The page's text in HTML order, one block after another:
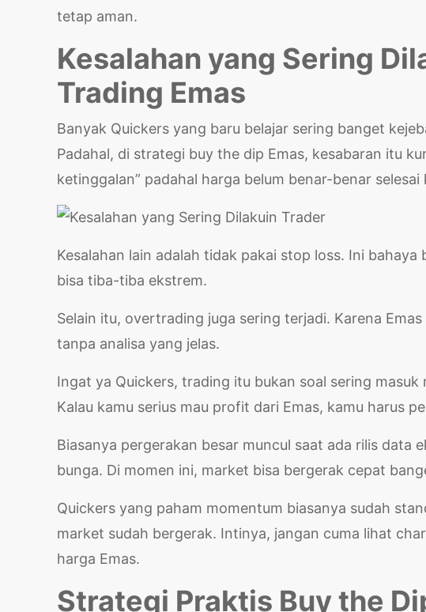
tetap aman.
Kesalahan yang Sering
Trading Emas
Banyak Quickers yang baru belajar sering banget
Padahal, di strategi buy the dip Emas, kesabaran itu
ketinggalan” padahal harga belum benar-benar selesai
Kesalahan lain adalah tidak pakai stop loss. Ini
bisa tiba-tiba ekstrem.
Selain itu, overtrading juga sering terjadi. Karena
tanpa analisa yang jelas.
Ingat ya Quickers, trading itu bukan soal sering
Kalau kamu serius mau profit dari Emas, kamu harus
Biasanya pergerakan besar muncul saat ada rilis data
bunga. Di momen ini, market bisa bergerak cepat
Quickers yang paham momentum biasanya sudah
market sudah bergerak. Intinya, jangan cuma lihat
harga Emas.
Strategi Praktis Buy the